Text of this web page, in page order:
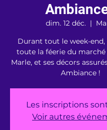
dim. 12 déc.
  |
Durant tout le week-end,
toute la féerie du marché
Marle, et ses décors
Ambiance !
Les inscriptions
Voir autres